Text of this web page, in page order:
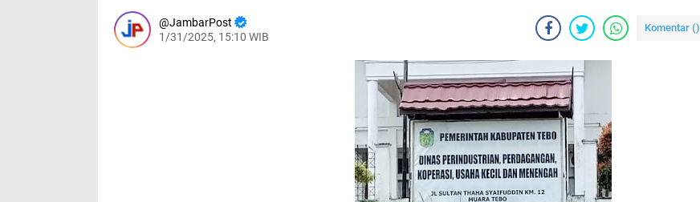
JambarPost
1/31/2025, 15:10 WIB
Komentar ()